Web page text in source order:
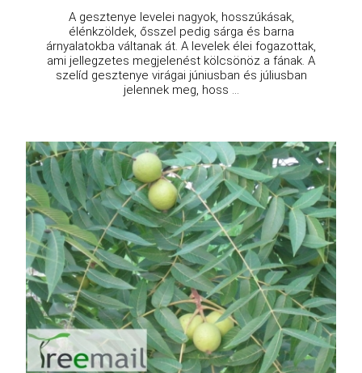
A gesztenye levelei nagyok, hosszúkásak,
élénkzöldek, ősszel pedig sárga és barna
árnyalatokba váltanak át. A levelek élei fogazottak,
ami jellegzetes megjelenést kölcsönöz a fának. A
szelíd gesztenye virágai júniusban és júliusban
jelennek meg, hoss ...